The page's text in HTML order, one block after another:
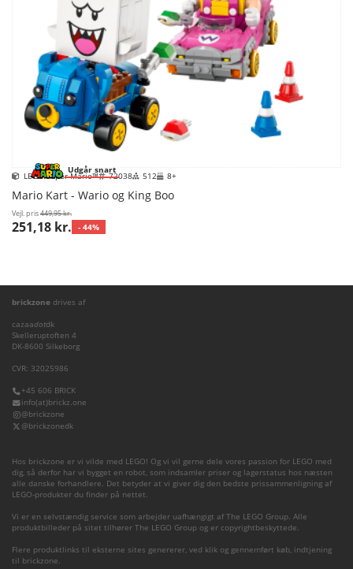
Udgår snart
LEGO Super Mario™ 72038 512 8+
Mario Kart - Wario og King Boo
Vejl. pris449,95 kr.
251,18 kr. - 44%
brickzone drives af
cazaadotdk
Skelleruptoften 4
DK-8600 Silkeborg
CVR: 32025986
+45 606 BRICK
info(at)brickz.one
@brickzone
@brickzonedk
Hos brickzone er vi vilde med LEGO! Og vi vil gerne dele vores passion for LEGO med
dig, så derfor har vi bygget en robot, som indsamler priser og lagerstatus hos næsten
alle danske forhandlere. Det betyder at vi giver dig den bedste prissammenligning af
LEGO-produkter du finder på nettet.
Vi er en selvstændig service som arbejder uafhængigt af The LEGO Group. Alle
produktbilleder på sitet tilhører The LEGO Group og er copyrightbeskyttede.
Flere produktlinks til eksterne sites genererer, ved klik og gennemført køb, indtjening
til brickzone.